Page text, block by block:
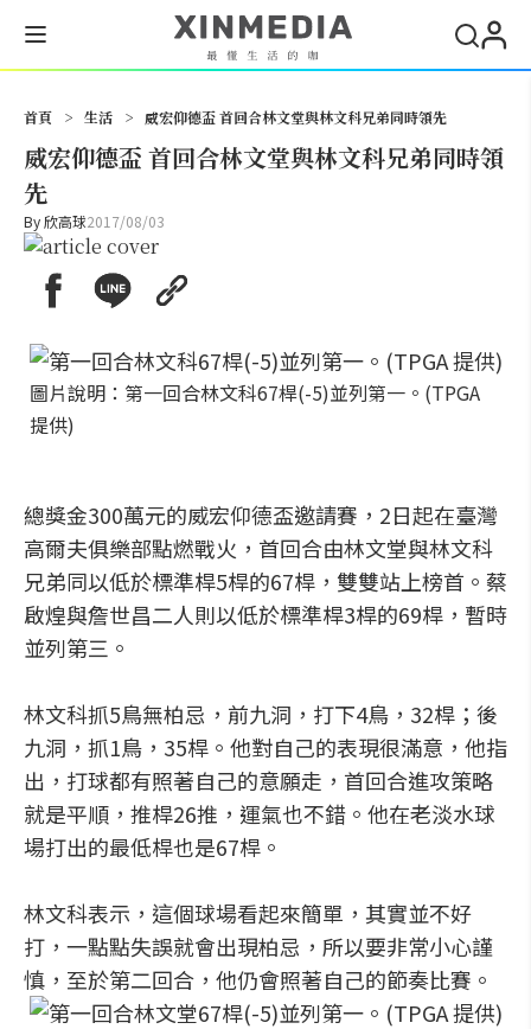
首頁 > 生活 > 威宏仰德盃 首回合林文堂與林文科兄弟同時領先
威宏仰德盃 首回合林文堂與林文科兄弟同時領
先
By欣高球2017/08/03
圖片說明：第一回合林文科67桿(-5)並列第一。(TPGA
提供)
總獎金300萬元的威宏仰德盃邀請賽，2日起在臺灣
高爾夫俱樂部點燃戰火，首回合由林文堂與林文科
兄弟同以低於標準桿5桿的67桿，雙雙站上榜首。蔡
啟煌與詹世昌二人則以低於標準桿3桿的69桿，暫時
並列第三。
林文科抓5鳥無柏忌，前九洞，打下4鳥，32桿；後
九洞，抓1鳥，35桿。他對自己的表現很滿意，他指
出，打球都有照著自己的意願走，首回合進攻策略
就是平順，推桿26推，運氣也不錯。他在老淡水球
場打出的最低桿也是67桿。
林文科表示，這個球場看起來簡單，其實並不好
打，一點點失誤就會出現柏忌，所以要非常小心謹
慎，至於第二回合，他仍會照著自己的節奏比賽。